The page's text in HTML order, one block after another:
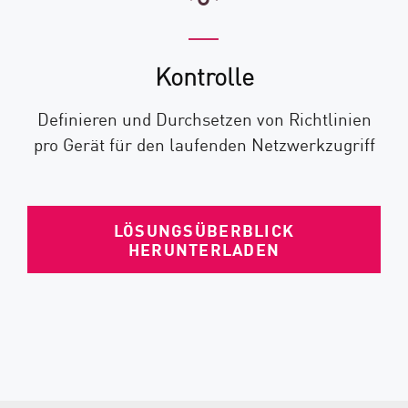
Kontrolle
Definieren und Durchsetzen von Richtlinien
pro Gerät für den laufenden Netzwerkzugriff
LÖSUNGSÜBERBLICK
HERUNTERLADEN